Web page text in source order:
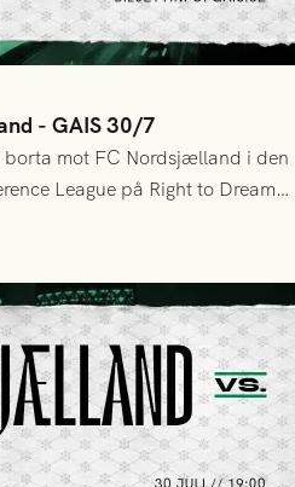
- GAIS 30/7
borta mot FC Nordsjælland i den
League på Right to Dream
har tagit ut följande